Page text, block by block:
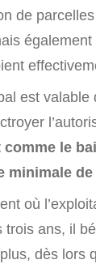
de
est valable
comme le
minimale
où
trois ans, il
dès lors